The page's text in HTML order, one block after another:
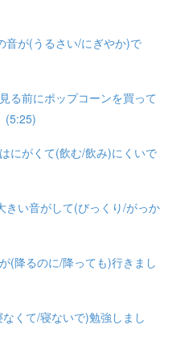
音が(うるさい/にぎやか)で
る前にポップコーンを買って
(5:25)
にがくて(飲む/飲み)にくいで
きい音がして(びっくり/がっか
(降るのに/降っても)行きまし
くて/寝ないで)勉強しまし